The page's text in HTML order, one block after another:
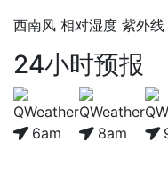
西南风 相对湿度 紫外线
24小时预报
6am 8am